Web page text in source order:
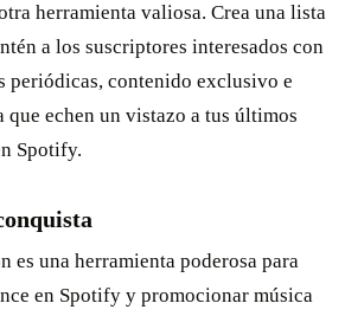
herramienta valiosa. Crea una lista
a los suscriptores interesados con
periódicas, contenido exclusivo e
que echen un vistazo a tus últimos
Spotify.
es una herramienta poderosa para
en Spotify y promocionar música